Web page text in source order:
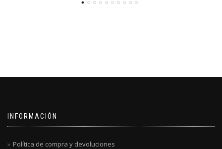
INFORMACIÓN
Política de compra y devoluciones